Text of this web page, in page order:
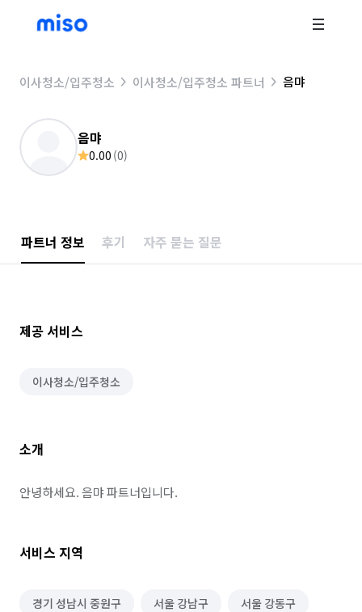
이사청소/입주청소 이사청소/입주청소 파트너 음먀
음먀
0.00 (0)
파트너 정보 후기 자주 묻는 질문
제공 서비스
이사청소/입주청소
소개
안녕하세요. 음먀 파트너입니다.
서비스 지역
경기 성남시 중원구 서울 강남구 서울 강동구